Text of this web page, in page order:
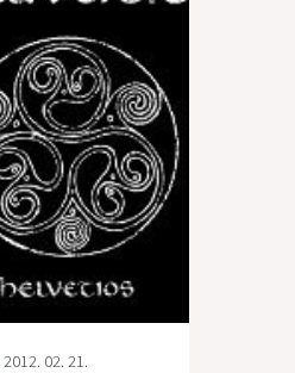
2012. 02. 21.